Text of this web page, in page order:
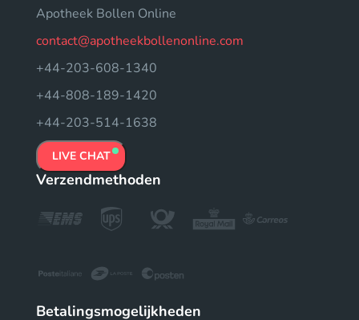
Apotheek Bollen Online
contact@apotheekbollenonline.com
+44-203-608-1340
+44-808-189-1420
+44-203-514-1638
LIVE CHAT
Verzendmethoden
Betalingsmogelijkheden